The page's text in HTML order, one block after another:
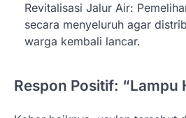
Revitalisasi Jalur Air:
secara menyeluruh agar
warga kembali lancar.
Respon Positif: “Lampu